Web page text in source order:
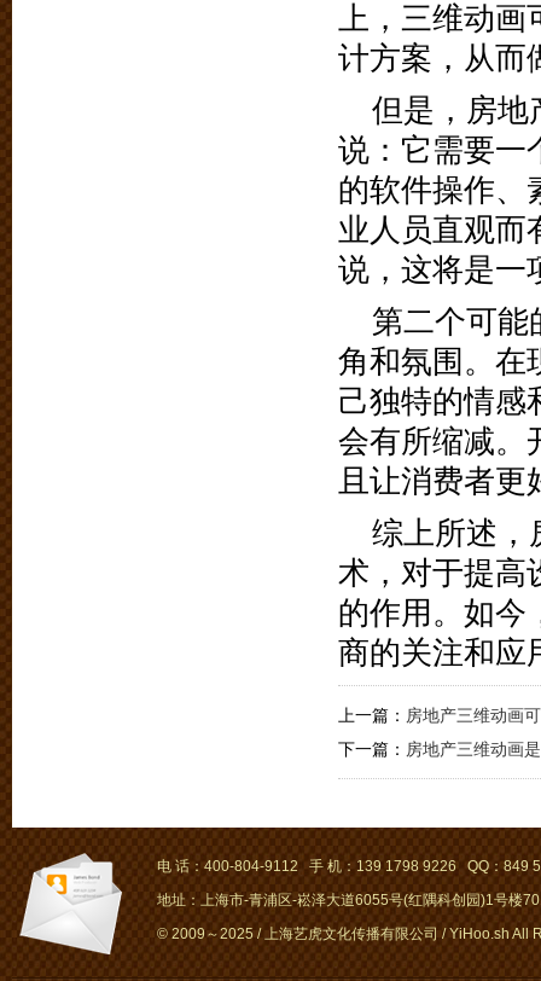
上，三维动
计方案，从而
但是，房地
说：它需要一
的软件操作、
业人员直观而
说，这将是一
第二个可能
角和氛围。在
己独特的情感
会有所缩减。
且让消费者
综上所述，
术，对于提高
的作用。如今
商的关注和应
上一篇： 房地产三维动画
下一篇： 房地产三维动画
电 话：400-804-9112 手 机：139 1798 9226 QQ：849
地址：上海市-青浦区-崧泽大道6055号(红隅科创园)1号楼
© 2009～2025 / 上海艺虎文化传播有限公司 / YiHoo.sh All